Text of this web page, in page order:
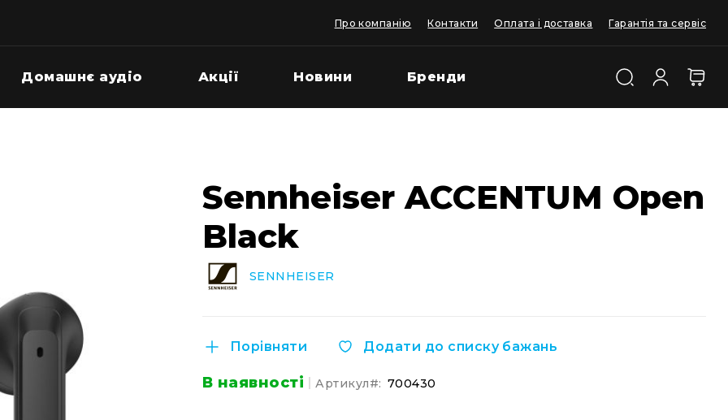
Про компанію Контакти Оплата і доставка Гарантія та сервіс
Домашнє аудіо Акції Новини Бренди
Sennheiser ACCENTUM Open
Black
SENNHEISER
Порівняти Додати до списку бажань
В наявності Артикул 700430